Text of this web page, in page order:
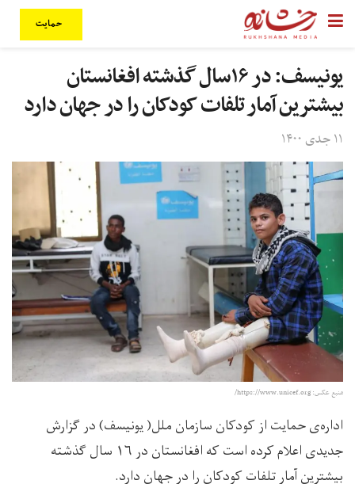
حمایت
یونیسف: در ۱۶سال گذشته افغانستان
بیشترین آمار تلفات کودکان را در جهان دارد
۱۱ جدی ۱۴۰۰
منبع عکس:‌ https://www.unicef.org/
اداره‌ی حمایت از کودکان سازمان ملل( یونیسف)‌ در گزارش
جدیدی اعلام کرده است که افغانستان در ۱۶ سال گذشته
بیشترین آمار تلفات کودکان را در جهان دارد.